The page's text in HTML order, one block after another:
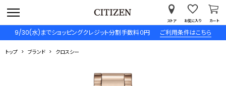
9/30(水)までショッピングクレジット分割手数料０円 ご利用条件はこちら
ストア お気に入り カート
トップ ブランド クロスシー